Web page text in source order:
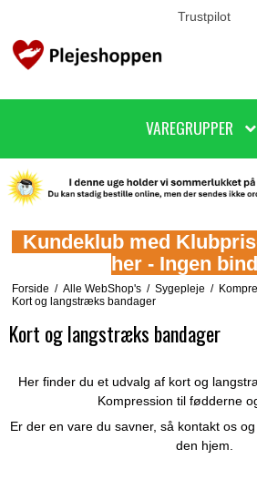
Trustpilot
VAREGRUPPER
Kundeklub med
her - Ingen
Forside / Alle WebShop's / Sygepleje /
Kort og langstræks bandager
Kort og langstræks bandager
Her finder du et udvalg af kort og
Kompression til fødderne
Er der en vare du savner, så kontakt os
den hjem.